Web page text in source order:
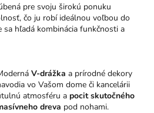
pre svoju širokú ponuku
čo ju robí ideálnou voľbou do
sa hľadá kombinácia funkčnosti a
V-drážka a prírodné dekory
vo Vašom dome či kancelárii
atmosféru a pocit skutočného
dreva pod nohami.